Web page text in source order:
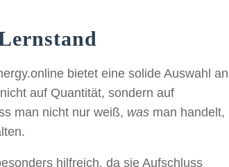
bietet eine solide Auswahl an
auf Quantität, sondern auf
man nicht nur weiß, was man handelt,
hilfreich, da sie Aufschluss